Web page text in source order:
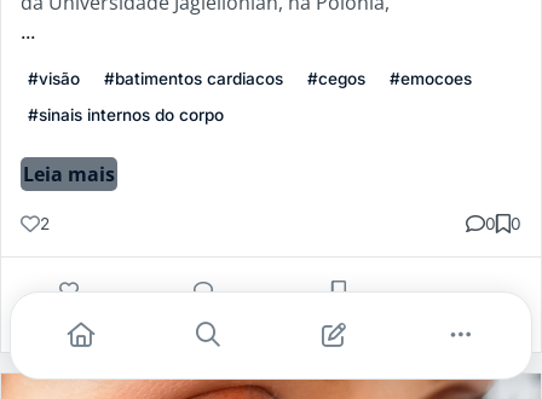
...
#visão #batimentos cardiacos #cegos
#emocoes
#sinais internos do corpo
Leia mais
2 0 0
Gostei Comentar Salvar